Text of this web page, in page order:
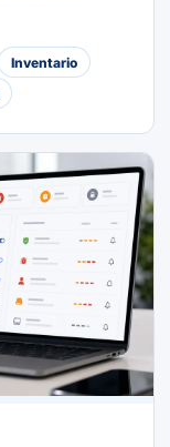
Inventario